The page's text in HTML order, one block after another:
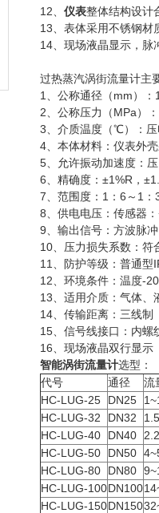
12、 仪表整体结构设计
13、表体采用不锈钢
14、现场液晶显示，
过热蒸汽涡街流量计主
1、公称通径（mm）
2、公称压力（MPa）
3、介质温度（℃）：
4、本体材料：仪表外
5、允许振动加速度：
6、精确度：±1%R，
7、范围度：1：6～1
8、供电电压：传感器
9、输出信号：方波脉
10、压力损失系数：
11、防护等级：普通
12、环境条件：温度-
13、适用介质：气体、
14、传输距离：三线
15、信号线接口：内
16、现场液晶双行显示
智能涡街流量计选型：
代号
通径
流
HC-LUG-25
DN25
HC-LUG-32
DN32
HC-LUG-40
DN40
HC-LUG-50
DN50
HC-LUG-80
DN80
HC-LUG-100DN100
HC-LUG-150DN150